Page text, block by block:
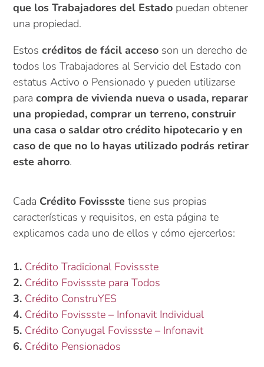
que los Trabajadores del Estado puedan obtener
una propiedad.
Estoscréditos de fácil acceso son un derecho de
todos los Trabajadores al Servicio del Estado con
estatus Activo o Pensionado y pueden utilizarse
para compra de vivienda nueva o usada, reparar
una propiedad, comprar un terreno, construir
una casa o saldar otro crédito hipotecario y en
caso de que no lo hayas utilizado podrás retirar
este ahorro.
Cada Crédito Fovissste tiene sus propias
características y requisitos, en esta página te
explicamos cada uno de ellos y cómo ejercerlos:
1. Crédito Tradicional Fovissste
2. Crédito Fovissste para Todos
3. Crédito ConstruYES
4. Crédito Fovissste – Infonavit Individual
5. Crédito Conyugal Fovissste – Infonavit
6. Crédito Pensionados